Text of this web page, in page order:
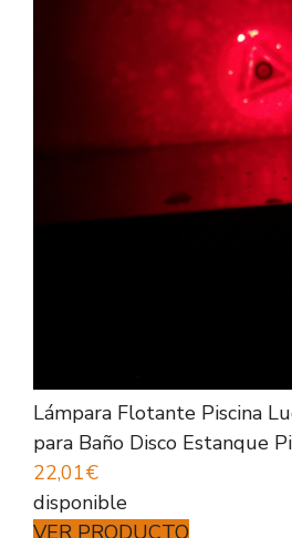
Lámpara Flotante Piscina
para Baño Disco Estanque
22,01€
disponible
VER PRODUCTO